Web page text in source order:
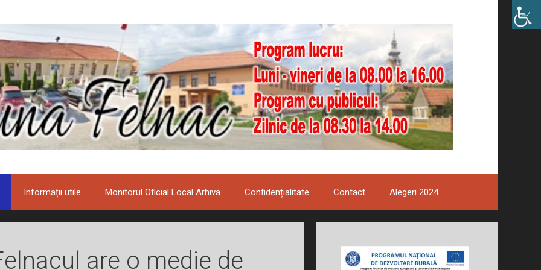
Informații utile Monitorul Oficial Local Arhiva Confidențialitate Contact Alegeri 2024
are o medie de